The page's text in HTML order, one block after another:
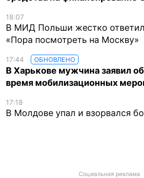
18:07
В МИД Польши жестко
«Пора посмотреть на Москву»
17:44 ОБНОВЛЕНО
В Харькове мужчина заявил
время мобилизационных
17:18
В Молдове упал и взорвался
Социальная реклама